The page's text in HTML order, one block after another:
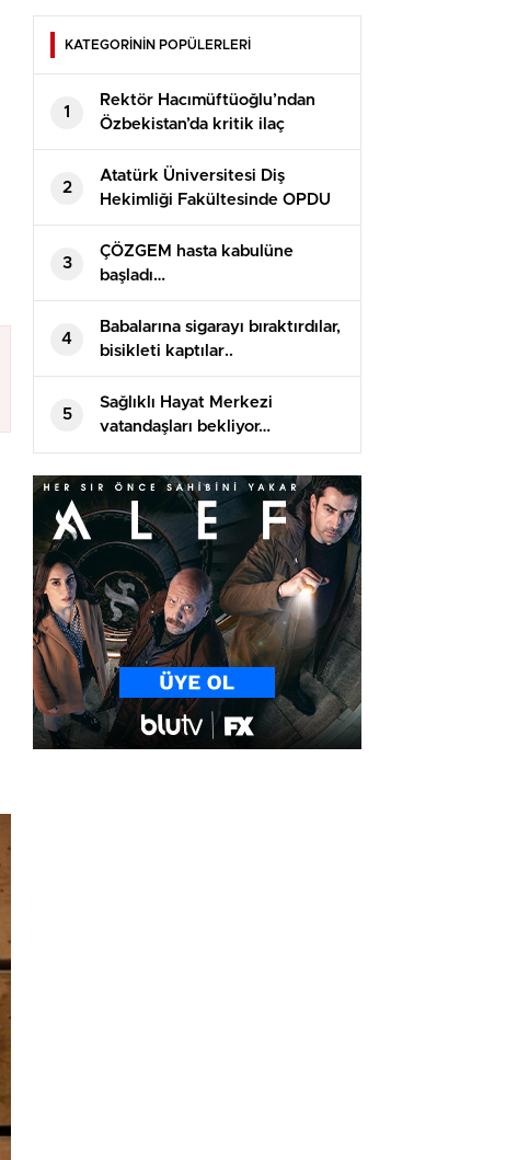
KATEGORİNİN POPÜLERLERİ
1
Rektör Hacımüftüoğlu’ndan
Özbekistan’da kritik ilaç
zirvesi…
2
Atatürk Üniversitesi Diş
Hekimliği Fakültesinde OPDU
Kliniği ve Acil Tıbbi Müdahale
Odası hizmete girdi…
3
ÇÖZGEM hasta kabulüne
başladı…
4
Babalarına sigarayı bıraktırdılar,
bisikleti kaptılar..
5
Sağlıklı Hayat Merkezi
vatandaşları bekliyor…